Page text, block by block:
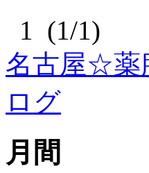
1 (1/1)
名古屋☆薬
ログ
月間